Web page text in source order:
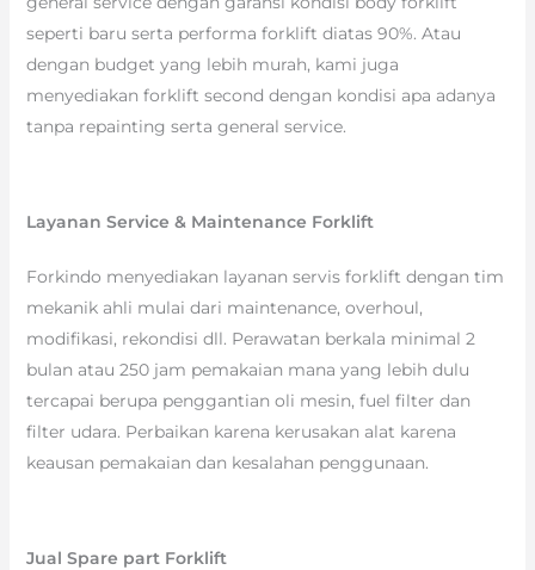
seperti baru serta performa forklift diatas 90%. Atau
dengan budget yang lebih murah, kami juga
menyediakan forklift second dengan kondisi apa adanya
tanpa repainting serta general service.
Layanan Service & Maintenance Forklift
Forkindo menyediakan layanan servis forklift dengan tim
mekanik ahli mulai dari maintenance, overhoul,
modifikasi, rekondisi dll. Perawatan berkala minimal 2
bulan atau 250 jam pemakaian mana yang lebih dulu
tercapai berupa penggantian oli mesin, fuel filter dan
filter udara. Perbaikan karena kerusakan alat karena
keausan pemakaian dan kesalahan penggunaan.
Jual Spare part Forklift